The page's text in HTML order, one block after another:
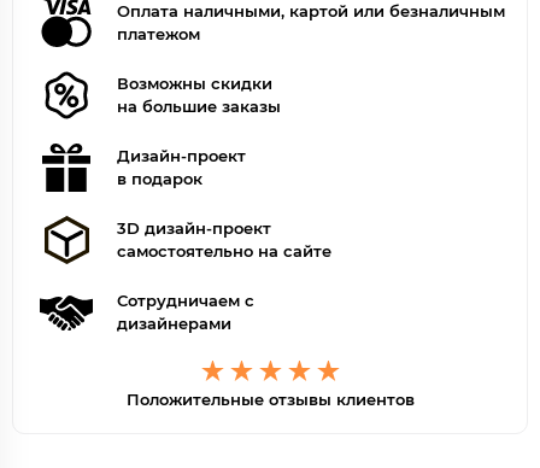
Оплата наличными, картой или безналичным
платежом
Возможны скидки
на большие заказы
Дизайн-проект
в подарок
3D дизайн-проект
самостоятельно на сайте
Сотрудничаем с
дизайнерами
Положительные отзывы клиентов